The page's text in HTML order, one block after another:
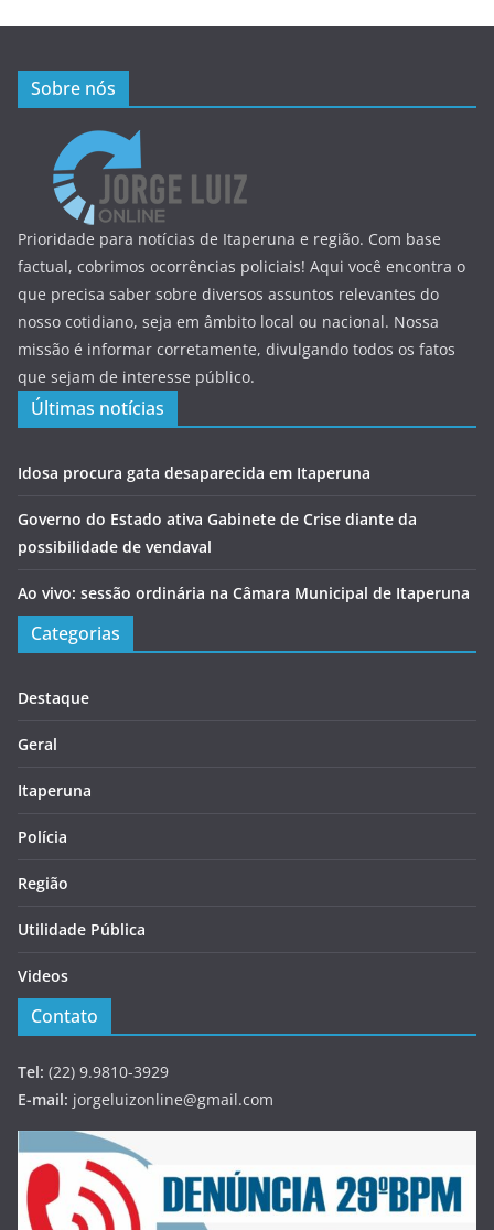
Sobre nós
Prioridade para notícias de Itaperuna e região. Com base
factual, cobrimos ocorrências policiais! Aqui você encontra o
que precisa saber sobre diversos assuntos relevantes do
nosso cotidiano, seja em âmbito local ou nacional. Nossa
missão é informar corretamente, divulgando todos os fatos
que sejam de interesse público.
Últimas notícias
Idosa procura gata desaparecida em Itaperuna
Governo do Estado ativa Gabinete de Crise diante da
possibilidade de vendaval
Ao vivo: sessão ordinária na Câmara Municipal de Itaperuna
Categorias
Destaque
Geral
Itaperuna
Polícia
Região
Utilidade Pública
Videos
Contato
Tel: (22) 9.9810-3929
E-mail: jorgeluizonline@gmail.com